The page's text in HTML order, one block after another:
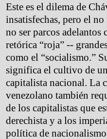
Este es el dilema de
insatisfechas, pero el
no ser parcos
retórica “roja” --
como el “socialismo.”
significa el cultivo de
capitalista nacional. La
venezolano también
de los capitalistas que
derechista y a los
política de